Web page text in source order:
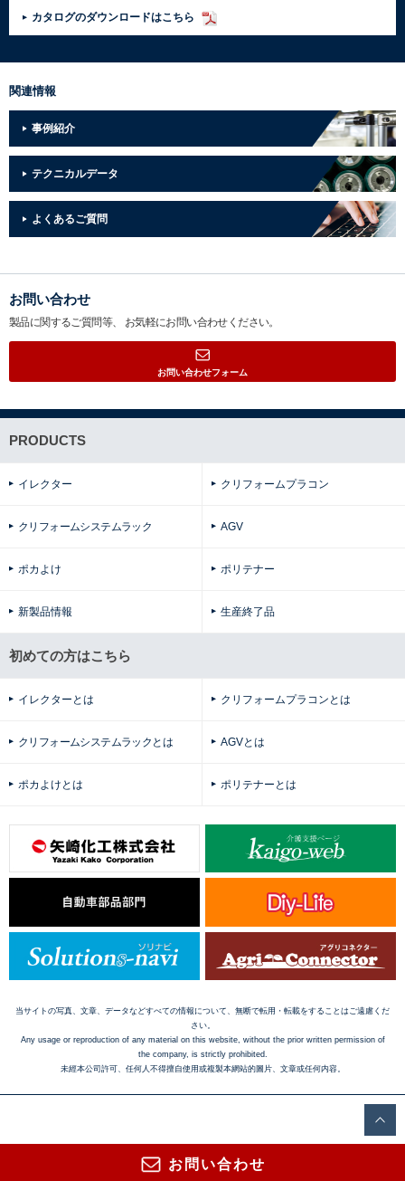
お問い合わせ
カタログのダウンロードはこちら
関連情報
事例紹介
テクニカルデータ
よくあるご質問
お問い合わせ
製品に関するご質問等、 お気軽にお問い合わせください。
お問い合わせフォーム
PRODUCTS
イレクター クリフォームプラコン
クリフォームシステムラック AGV
ポカよけ ポリテナー
新製品情報 生産終了品
初めての方はこちら
イレクターとは クリフォームプラコンとは
クリフォームシステムラックとは AGVとは
ポカよけとは ポリテナーとは
当サイトの写真、文章、データなどすべての情報について、無断で転用・転載をすることはご遠慮くだ
さい。
Any usage or reproduction of any material on this website, without the prior written permission of
the company, is strictly prohibited.
未經本公司許可、任何人不得擅自使用或複製本網站的圖片、文章或任何内容。
Copyright © 2016 Yazaki Kako Corporation. All Rights Reserved